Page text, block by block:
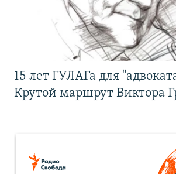
15 лет ГУЛАГа для
Крутой маршрут Виктора